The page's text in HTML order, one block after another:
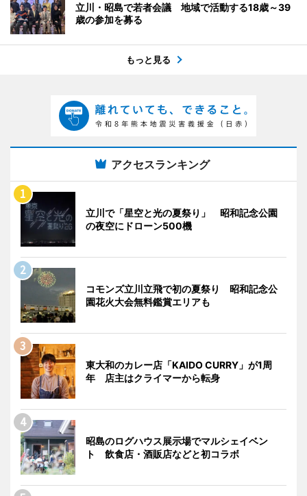
立川・昭島で若者会議 地域で活動する18歳～39
歳の参加を募る
もっと見る
アクセスランキング
立川で「星空と光の夏祭り」 昭和記念公園
の夜空にドローン500機
コモンズ立川立飛で初の夏祭り 昭和記念公
園花火大会無料鑑賞エリアも
東大和のカレー店「KAIDO CURRY」が1周
年 店主はクライマーから転身
昭島のログハウス展示場でマルシェイベン
ト 飲食店・酒販店などと初コラボ